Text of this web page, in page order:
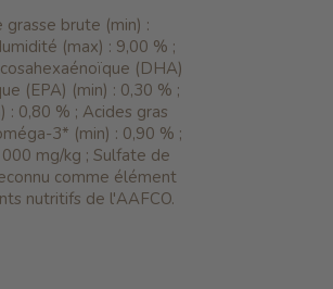
brute (min) :
(max) : 9,00 % ;
(DHA)
(EPA) (min) : 0,30 % ;
: 0,80 % ; Acides gras
3* (min) : 0,90 % ;
mg/kg ; Sulfate de
comme élément
nutritifs de l'AAFCO.